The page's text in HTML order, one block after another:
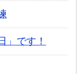
」です！